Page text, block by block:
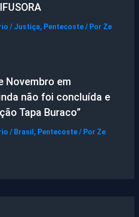
/ Justiça, Pentecoste/ Por Ze
Novembro em
não foi concluída e
Tapa Buraco”
/ Brasil , Pentecoste/ Por Ze